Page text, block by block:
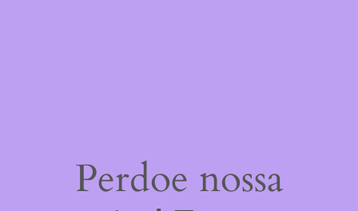
Perdoe nossa